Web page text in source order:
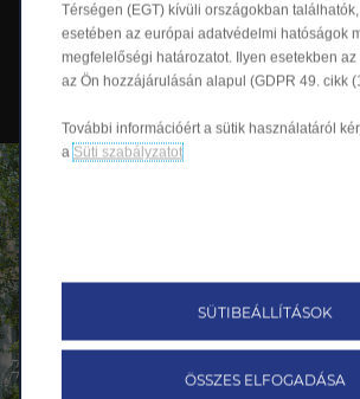
Magyarország
(WLTP) feletti
Térségen (EGT) kívüli országokban
esetében az európai adatvédelmi hatóságok
megfelelőségi határozatot. Ilyen esetekben
az Ön hozzájárulásán alapul (GDPR 49. cikk
További információért a sütik használatáról
a Süti szabályzatot
SÜTIBEÁLLÍTÁSOK
ÖSSZES ELFOGADÁSA